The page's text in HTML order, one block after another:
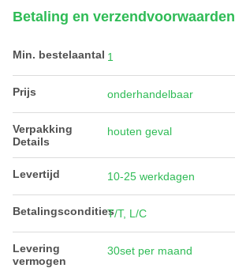
Betaling en verzendvoorwaarden
Min. bestelaantal 1
Prijs onderhandelbaar
Verpakking
Details
houten geval
Levertijd 10-25 werkdagen
BetalingsconditiesT/T, L/C
Levering
vermogen
30set per maand